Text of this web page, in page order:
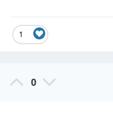
1
0